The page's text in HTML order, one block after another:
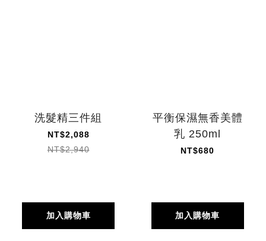
洗髮精三件組
NT$2,088
NT$2,940
加入購物車
平衡保濕無香美體
乳 250ml
NT$680
加入購物車